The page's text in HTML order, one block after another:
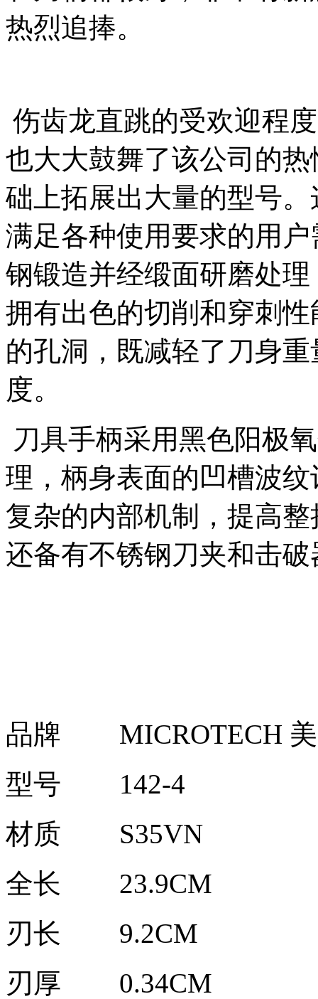
热烈追捧。
伤齿龙直跳的受欢迎程
也大大鼓舞了该公司的
础上拓展出大量的型号
满足各种使用要求的用
钢锻造并经缎面研磨处
拥有出色的切削和穿刺
的孔洞，既减轻了刀身
度。
刀具手柄采用黑色阳极
理，柄身表面的凹槽波
复杂的内部机制，提高
还备有不锈钢刀夹和击
品牌
MICROTECH
型号
142-4
材质
S35VN
全长
23.9CM
刃长
9.2CM
刃厚
0.34CM